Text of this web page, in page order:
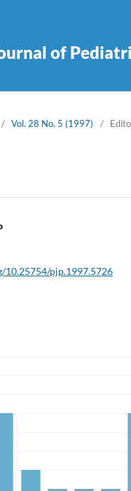
of
/ Vol. 28 No. 5 (1997) /
10.25754/pjp.1997.5726